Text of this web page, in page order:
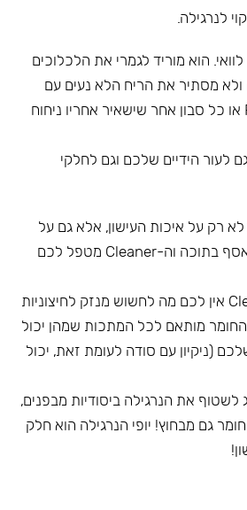
הוא מוריד לגמרי את הלכלוכים
ולא מסתיר את הריח הלא נעים עם
בישום כמו שיעשה Fairy או כל סבון אחר שישאיר אחריו ניחוח
לעור הידיים שלכם וגם לחלקי
לא רק על איכות העישון, אלא גם על
הבקטריות שיכולות להיאסף בתוכה וה-Cleaner מטפל לכם
– בעת השימוש ב-Cleaner אין לכם מה לחשוש מנזק לחיצוניות
מותאם לכל המתכות שמהן יכול
(ניקיון עם סודה לעומת זאת, יכול
את הנרגילה ביסודיות מבפנים,
גם מבחוץ! יופי הנרגילה הוא חלק